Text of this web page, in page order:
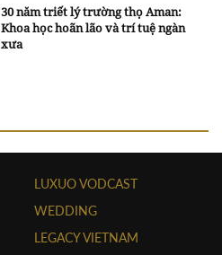
30 năm triết lý trường thọ Aman:
Khoa học hoãn lão và trí tuệ ngàn
xưa
LUXUO VODCAST
WEDDING
LEGACY VIETNAM